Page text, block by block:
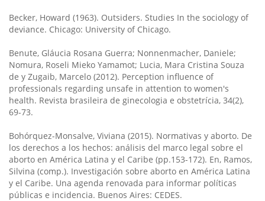
Becker, Howard (1963). Outsiders. Studies In the sociology of
deviance. Chicago: University of Chicago.
Benute, Gláucia Rosana Guerra; Nonnenmacher, Daniele;
Nomura, Roseli Mieko Yamamot; Lucia, Mara Cristina Souza
de y Zugaib, Marcelo (2012). Perception influence of
professionals regarding unsafe in attention to women's
health. Revista brasileira de ginecologia e obstetrícia, 34(2),
69-73.
Bohórquez-Monsalve, Viviana (2015). Normativas y aborto. De
los derechos a los hechos: análisis del marco legal sobre el
aborto en América Latina y el Caribe (pp.153-172). En, Ramos,
Silvina (comp.). Investigación sobre aborto en América Latina
y el Caribe. Una agenda renovada para informar políticas
públicas e incidencia. Buenos Aires: CEDES.